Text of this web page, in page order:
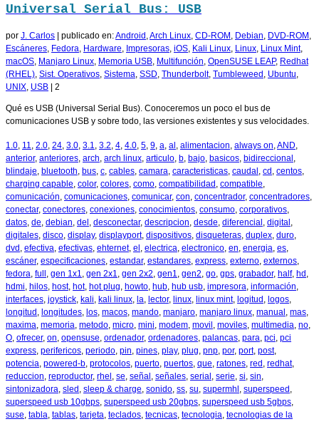
Universal Serial Bus: USB
por J. Carlos publicado en:Android ,Arch Linux, CD-ROM , Debian, DVD-ROM ,
Escáneres, Fedora, Hardware, Impresoras, iOS, Kali Linux, Linux, Linux Mint,
macOS, Manjaro Linux, Memoria USB, Multifunción, OpenSUSE LEAP, Redhat
(RHEL), Sist. Operativos, Sistema, SSD, Thunderbolt, Tumbleweed , Ubuntu,
UNIX, USB 2
Qué es USB (Universal Serial Bus). Conoceremos un poco el bus de
comunicaciones USB y sobre todo, las versiones existentes y sus velocidades.
1.0, 11, 2.0, 24, 3.0, 3.1, 3.2, 4, 4.0, 5, 9, a, al , alimentacion, always on,AND,
anterior, anteriores, arch, arch linux, articulo, b, bajo, basicos, bidireccional ,
blindaje, bluetooth, bus, c, cables, camara, caracteristicas, caudal , cd , centos,
charging capable, color, colores, como, compatibilidad , compatible,
comunicación, comunicaciones, comunicar, con, concentrador, concentradores,
conectar, conectores, conexiones, conocimientos, consumo, corporativos,
datos, de, debian, del , desconectar, descripcion, desde, diferencial , digital ,
digitales, disco, display, displayport, dispositivos, disqueteras, duplex, duro,
dvd , efectiva, efectivas, ehternet, el , electrica, electronico, en, energia, es,
escáner, especificaciones, estandar, estandares, express, externo, externos,
fedora, full , gen 1x1, gen 2x1, gen 2x2, gen1, gen2, go, gps, grabador, half, hd ,
hdmi, hilos, host, hot, hot plug, howto, hub, hub usb, impresora, información,
interfaces, joystick, kali, kali linux, la, lector, linux, linux mint, logitud , logos,
longitud , longitudes, los, macos, mando, manjaro, manjaro linux, manual , mas,
maxima, memoria, metodo, micro, mini, modem, movil , moviles, multimedia, no,
O, ofrecer, on, opensuse, ordenador, ordenadores, palancas, para, pci, pci
express, perifericos, periodo, pin, pines, play, plug, pnp, por, port, post,
potencia, powered-b, protocolos, puerto, puertos, que, ratones, red , redhat,
reduccion, reproductor, rhel , se, señal , señales, serial , serie, si, sin,
sintonizadora, sled , sleep & charge, sonido, ss, su, supermhl , superspeed ,
superspeed usb 10gbps, superspeed usb 20gbps, superspeed usb 5gbps,
suse, tabla, tablas, tarjeta, teclados, tecnicas, tecnologia, tecnologias de la